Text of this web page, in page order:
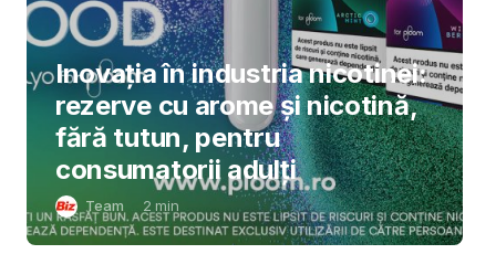
Inovația în industria nicotinei:
rezerve cu arome și nicotină,
fără tutun, pentru
consumatorii adulți
Team 2 min